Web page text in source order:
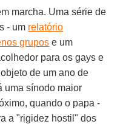
marcha. Uma série de
- um relatório
grupos e um
para os gays e
de um ano de
uma sínodo maior
quando o papa -
a "rigidez hostil" dos